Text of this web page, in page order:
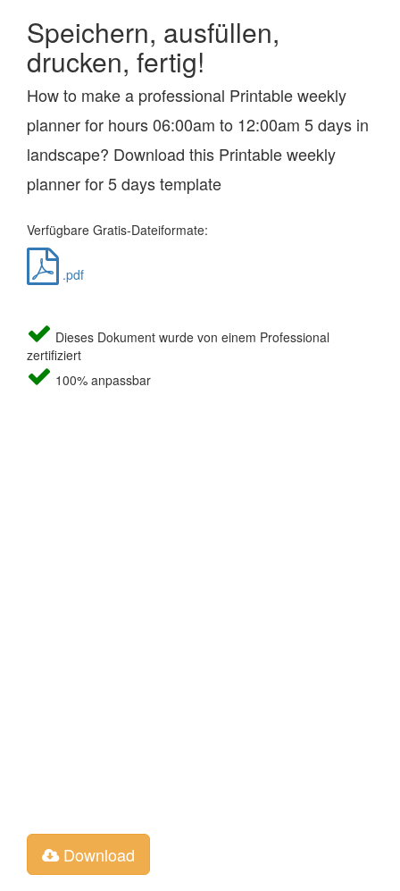
Speichern, ausfüllen,
drucken, fertig!
How to make a professional Printable weekly
planner for hours 06:00am to 12:00am 5 days in
landscape? Download this Printable weekly
planner for 5 days template
Verfügbare Gratis-Dateiformate:
.pdf
Dieses Dokument wurde von einem Professional
zertifiziert
100% anpassbar
Download